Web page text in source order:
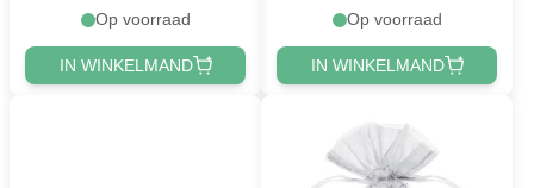
Op voorraad
IN WINKELMAND
Op voorraad
IN WINKELMAND